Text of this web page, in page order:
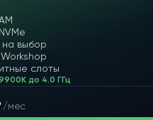
на выбор
слоты
до 4.0 ГГц
/мес